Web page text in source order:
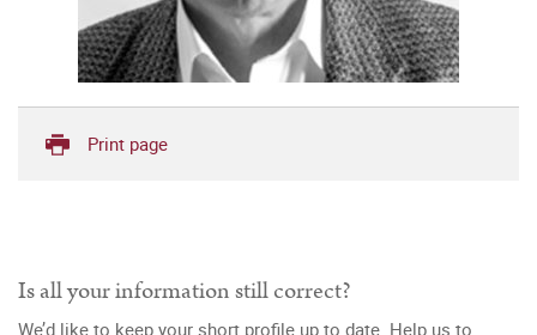
Print page
Is all your information still correct?
We’d like to keep your short profile up to date. Help us to